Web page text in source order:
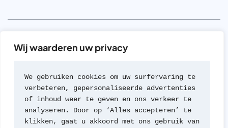
Wij waarderen uw privacy
We gebruiken cookies om uw surfervaring te
verbeteren, gepersonaliseerde advertenties
of inhoud weer te geven en ons verkeer te
analyseren. Door op ‘Alles accepteren’ te
klikken, gaat u akkoord met ons gebruik van
VRIJWARING
gekocht bij geautoriseerde leveranciers of van de
merken zelf (met geen van beide hebben we een
formele rechtsverhouding). Wij werken nooit met
namaak of imitaties van geuren; een beleid dat we zeer
serieus nemen.